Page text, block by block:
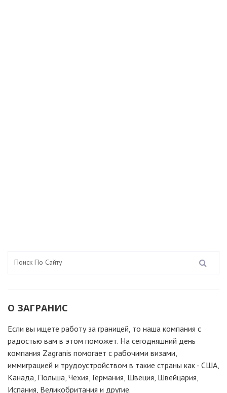
О ЗАГРАНИС
Если вы ищете работу за границей, то наша компания c
радостью вам в этом поможет. На сегодняшний день
компания Zagranis помогает с рабочими визами,
иммиграцией и трудоустройством в такие страны как - США,
Канада, Польша, Чехия, Германия, Швеция, Швейцария,
Испания, Великобритания и другие.